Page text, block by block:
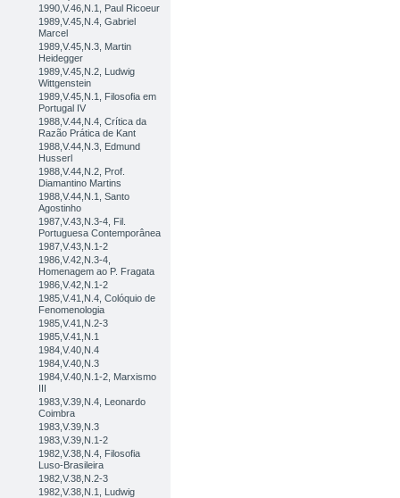
1990,V.46,N.1, Paul Ricoeur
1989,V.45,N.4, Gabriel
Marcel
1989,V.45,N.3, Martin
Heidegger
1989,V.45,N.2, Ludwig
Wittgenstein
1989,V.45,N.1, Filosofia em
Portugal IV
1988,V.44,N.4, Crítica da
Razão Prática de Kant
1988,V.44,N.3, Edmund
Husserl
1988,V.44,N.2, Prof.
Diamantino Martins
1988,V.44,N.1, Santo
Agostinho
1987,V.43,N.3-4, Fil.
Portuguesa Contemporânea
1987,V.43,N.1-2
1986,V.42,N.3-4,
Homenagem ao P. Fragata
1986,V.42,N.1-2
1985,V.41,N.4, Colóquio de
Fenomenologia
1985,V.41,N.2-3
1985,V.41,N.1
1984,V.40,N.4
1984,V.40,N.3
1984,V.40,N.1-2, Marxismo
III
1983,V.39,N.4, Leonardo
Coimbra
1983,V.39,N.3
1983,V.39,N.1-2
1982,V.38,N.4, Filosofia
Luso-Brasileira
1982,V.38,N.2-3
1982,V.38,N.1, Ludwig